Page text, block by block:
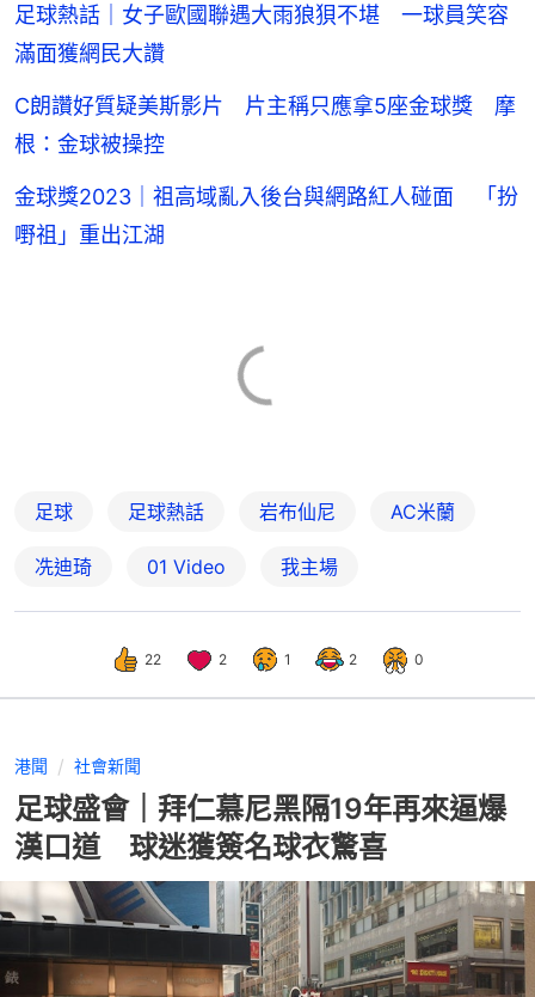
足球熱話｜女子歐國聯遇大雨狼狽不堪 一球員笑容
滿面獲網民大讚
C朗讚好質疑美斯影片 片主稱只應拿5座金球獎 摩
根：金球被操控
金球獎2023｜祖高域亂入後台與網路紅人碰面 「扮
嘢祖」重出江湖
足球 足球熱話 岩布仙尼 AC米蘭
冼迪琦 01 Video 我主場
22 2 1 2 0
港聞 社會新聞
足球盛會｜拜仁慕尼黑隔19年再來逼爆
漢口道 球迷獲簽名球衣驚喜